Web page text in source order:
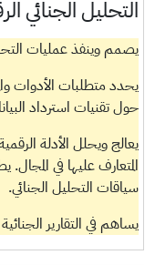
التحليل الجنائي
يصمم وينفذ عمليات
يحدد متطلبات الأدوات
حول تقنيات استرداد
يعالج ويحلل الأدلة
المتعارف عليها في
سياقات التحليل الجنائي.
يساهم في التقارير